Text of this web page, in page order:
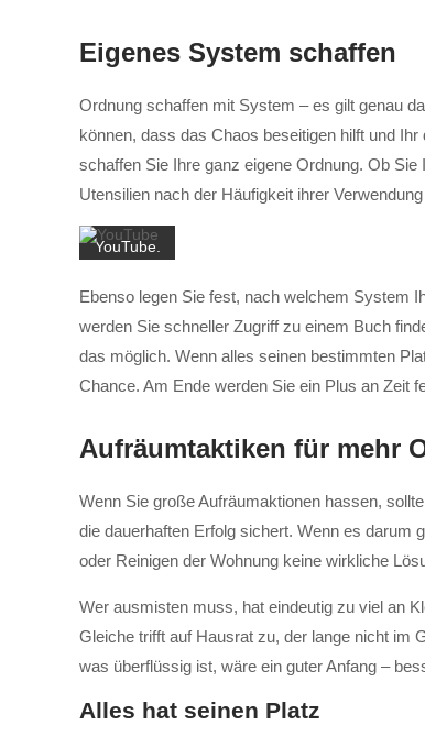
Eigenes System schaffen
Ordnung schaffen mit System – es gilt genau
können, dass das Chaos beseitigen hilft und
schaffen Sie Ihre ganz eigene Ordnung. Ob
Utensilien nach der Häufigkeit ihrer
Laden
Videos
akzeptieren
Sie die
Datenschutzerklärung
YouTube.
erfahren
Video
laden
immer
entsperren
Ebenso legen Sie fest, nach welchem System
werden Sie schneller Zugriff zu einem Buch
das möglich. Wenn alles seinen bestimmten
Chance. Am Ende werden Sie ein Plus an Zeit
Aufräumtaktiken für mehr
Wenn Sie große Aufräumaktionen hassen,
die dauerhaften Erfolg sichert. Wenn es darum
oder Reinigen der Wohnung keine wirkliche
Wer ausmisten muss, hat eindeutig zu viel an
Gleiche trifft auf Hausrat zu, der lange nicht im
was überflüssig ist, wäre ein guter Anfang –
Alles hat seinen Platz